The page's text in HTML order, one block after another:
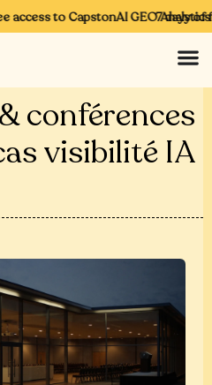
to CapstonAI GEO Analytics
7 days of
conférences
visibilité IA